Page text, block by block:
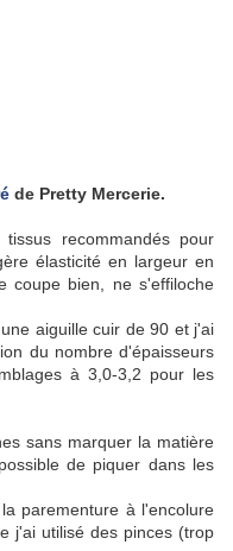
de Pretty Mercerie.
recommandés pour
élasticité en largeur en
coupe bien, ne s'effiloche
aiguille cuir de 90 et j'ai
du nombre d'épaisseurs
à 3,0-3,2 pour les
sans marquer la matière
de piquer dans les
parementure à l'encolure
j'ai utilisé des pinces (trop